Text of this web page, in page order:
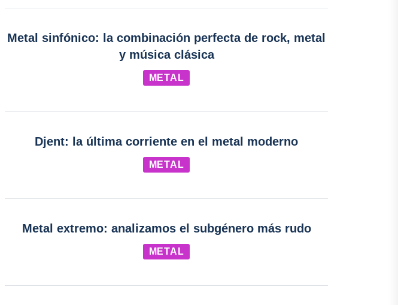
Metal sinfónico: la combinación perfecta de rock, metal
y música clásica
METAL
Djent: la última corriente en el metal moderno
METAL
Metal extremo: analizamos el subgénero más rudo
METAL